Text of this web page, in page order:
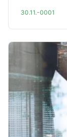
30.11.-0001